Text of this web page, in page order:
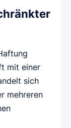
mit einer
sich
mehreren